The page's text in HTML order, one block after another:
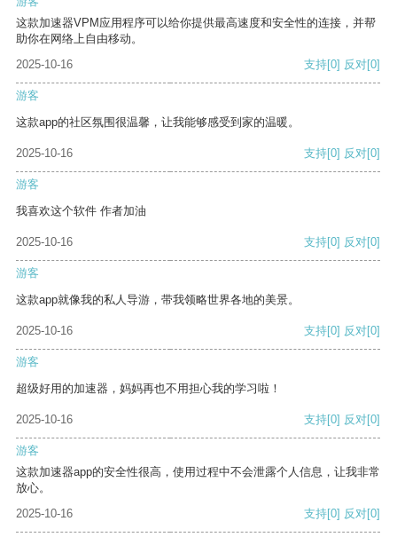
这款加速器VPM应用程序可以给你提供最高速度和安全性的连接，并帮
助你在网络上自由移动。
2025-10-16
支持[0] 反对[0]
游客
这款app的社区氛围很温馨，让我能够感受到家的温暖。
2025-10-16 支持[0] 反对[0]
游客
我喜欢这个软件 作者加油
2025-10-16 支持[0] 反对[0]
游客
这款app就像我的私人导游，带我领略世界各地的美景。
2025-10-16 支持[0] 反对[0]
游客
超级好用的加速器，妈妈再也不用担心我的学习啦！
2025-10-16 支持[0] 反对[0]
游客
这款加速器app的安全性很高，使用过程中不会泄露个人信息，让我非常
放心。
2025-10-16
支持[0] 反对[0]